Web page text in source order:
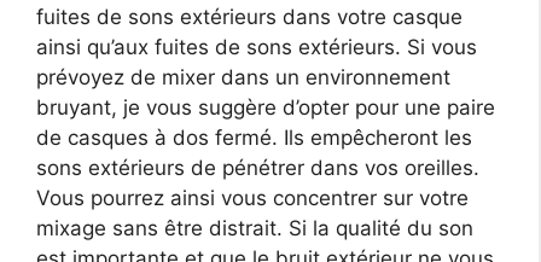
fuites de sons extérieurs dans votre casque
ainsi qu’aux fuites de sons extérieurs. Si vous
prévoyez de mixer dans un environnement
bruyant, je vous suggère d’opter pour une paire
de casques à dos fermé. Ils empêcheront les
sons extérieurs de pénétrer dans vos oreilles.
Vous pourrez ainsi vous concentrer sur votre
mixage sans être distrait. Si la qualité du son